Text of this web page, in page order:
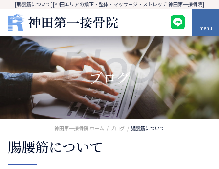
[腸腰筋について][神田エリアの矯正・整体・マッサージ・ストレッチ 神田第一接骨院]
menu
Blog
ブログ
神田第一接骨院 ホーム ブログ 腸腰筋について
腸腰筋について